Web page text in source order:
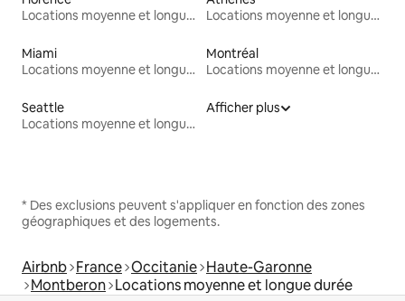
Locations moyenne et longue durée
Locations moyenne et longue durée
Miami
Locations moyenne et longue durée
Montréal
Locations moyenne et longue durée
Seattle
Locations moyenne et longue durée
Afficher plus
* Des exclusions peuvent s'appliquer en fonction des zones
géographiques et des logements.
Airbnb France Occitanie Haute-Garonne
Montberon Locations moyenne et longue durée